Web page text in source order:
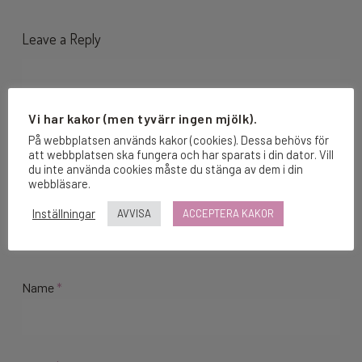
Leave a Reply
Name *
Vi har kakor (men tyvärr ingen mjölk).
På webbplatsen används kakor (cookies). Dessa behövs för
att webbplatsen ska fungera och har sparats i din dator. Vill
du inte använda cookies måste du stänga av dem i din
webbläsare.
Inställningar AVVISA ACCEPTERA KAKOR